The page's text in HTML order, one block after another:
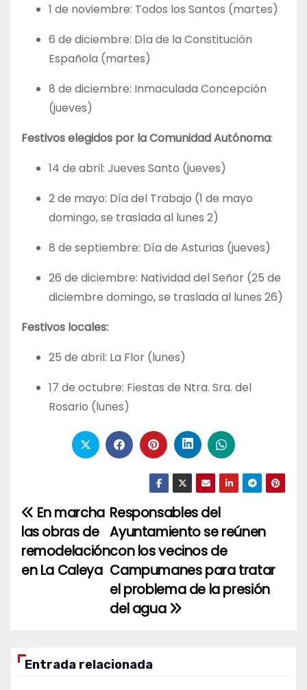
1 de noviembre: Todos los Santos (martes)
6 de diciembre: Día de la Constitución
Española (martes)
8 de diciembre: Inmaculada Concepción
(jueves)
Festivos elegidos por la Comunidad Autónoma:
14 de abril: Jueves Santo (jueves)
2 de mayo: Día del Trabajo (1 de mayo
domingo, se traslada al lunes 2)
8 de septiembre: Día de Asturias (jueves)
26 de diciembre: Natividad del Señor (25 de
diciembre domingo, se traslada al lunes 26)
Festivos locales:
25 de abril: La Flor (lunes)
17 de octubre: Fiestas de Ntra. Sra. del
Rosario (lunes)
Navegación
de
entradas
Responsables del
Ayuntamiento se reúnen
con los vecinos de
Campumanes para tratar
el problema de la presión
del agua
En marcha
las obras de
remodelación
en La Caleya
Entrada relacionada